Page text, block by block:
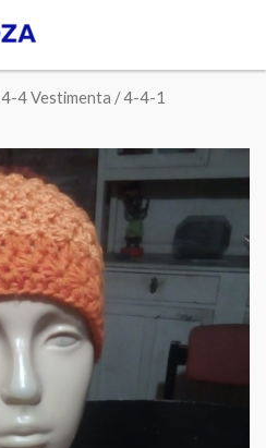
4-4 Vestimenta /4-4-1